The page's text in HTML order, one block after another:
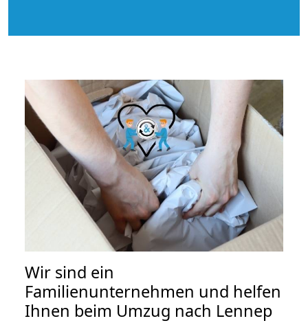
Wir sind ein
Familienunternehmen und helfen
Ihnen beim Umzug nach Lennep